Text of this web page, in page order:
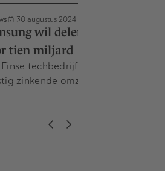
30 augustus 2024
wil delen van Nokia
tien miljard
techbedrijf worstelt met
zinkende omzet en winst.